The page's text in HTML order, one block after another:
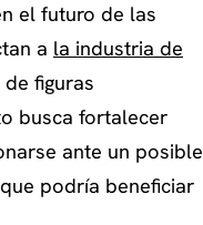
el futuro de las
a la industria de
de figuras
busca fortalecer
ante un posible
podría beneficiar